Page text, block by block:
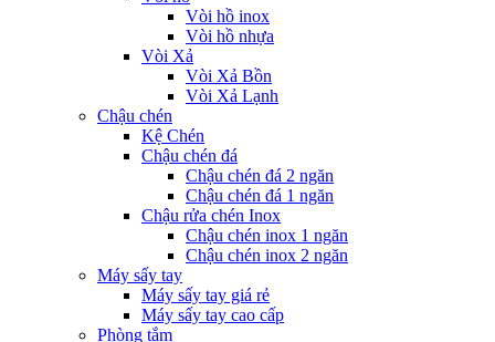
Vòi hồ inox
Vòi hồ nhựa
Vòi Xả
Vòi Xả Bồn
Vòi Xả Lạnh
Chậu chén
Kệ Chén
Chậu chén đá
Chậu chén đá 2 ngăn
Chậu chén đá 1 ngăn
Chậu rửa chén Inox
Chậu chén inox 1 ngăn
Chậu chén inox 2 ngăn
Máy sấy tay
Máy sấy tay giá rẻ
Máy sấy tay cao cấp
Phòng tắm